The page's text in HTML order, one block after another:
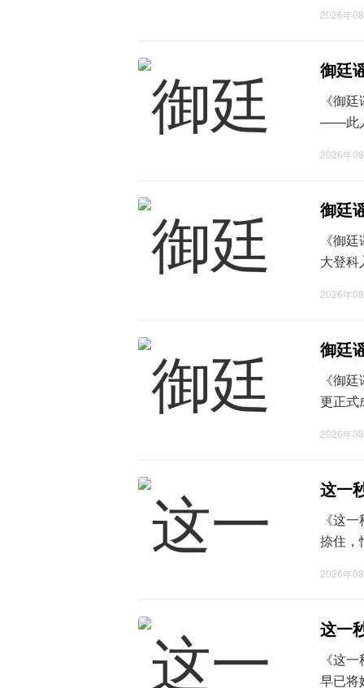
几乎撞
2026年
御廷
《御
——此
府刑部
2026年
御廷
《御
大登科
得魁首
2026年
御廷
《御
更正式
酒，久
2026年
这一
《这
捺住，
许便不
2026年
这一
《这
早已将